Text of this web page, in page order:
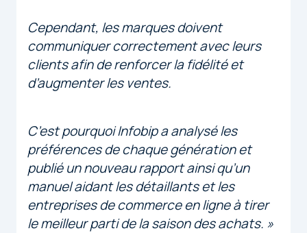
Cependant, les marques doivent
communiquer correctement avec leurs
clients afin de renforcer la fidélité et
d’augmenter les ventes.
C’est pourquoi Infobip a analysé les
préférences de chaque génération et
publié un nouveau rapport ainsi qu’un
manuel aidant les détaillants et les
entreprises de commerce en ligne à tirer
le meilleur parti de la saison des achats. »